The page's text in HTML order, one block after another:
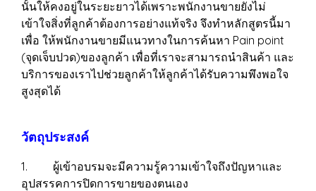
นั้นให้คงอยู่ในระยะยาวได้เพราะพนักงานขายยังไม่
เข้าใจสิ่งที่ลูกค้าต้องการอย่างแท้จริง จึงทำหลักสูตรนี้มา
เพื่อ ให้พนักงานขายมีแนวทางในการค้นหา Pain point
(จุดเจ็บปวด)ของลูกค้า เพื่อที่เราจะสามารถนำสินค้า และ
บริการของเราไปช่วยลูกค้าให้ลูกค้าได้รับความพึงพอใจ
สูงสุดได้
วัตถุประสงค์
1. ผู้เข้าอบรมจะมีความรู้ความเข้าใจถึงปัญหาและ
อุปสรรคการปิดการขายของตนเอง